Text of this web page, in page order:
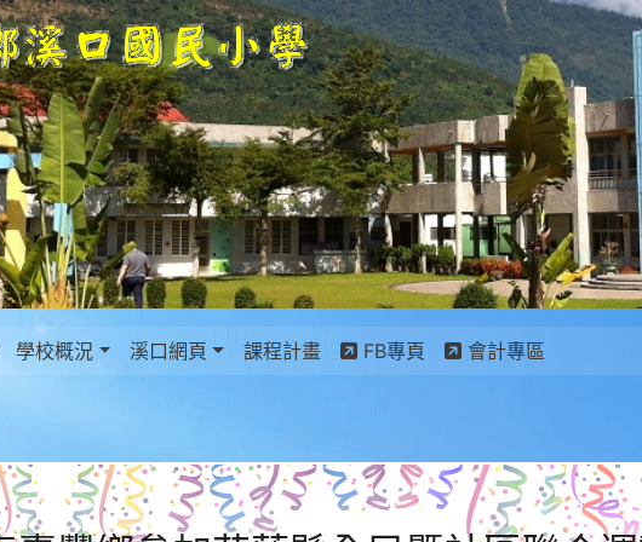
重新取得佈景設定
學校概況 溪口網頁 課程計畫 FB專頁 會計專區